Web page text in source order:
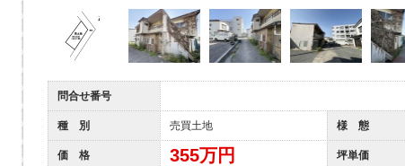
問合せ番号
種 別 売買土地 様 態
価 格 355万円 坪単価